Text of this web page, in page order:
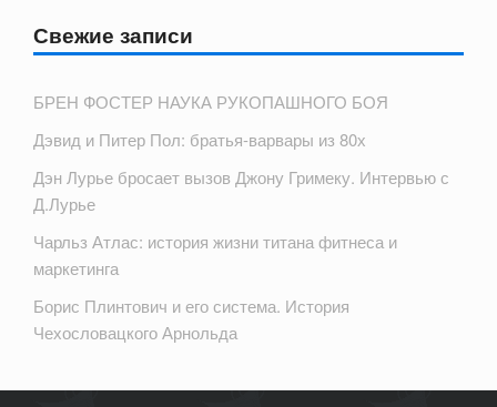
Свежие записи
БРЕН ФОСТЕР НАУКА РУКОПАШНОГО БОЯ
Дэвид и Питер Пол: братья-варвары из 80х
Дэн Лурье бросает вызов Джону Гримеку. Интервью с
Д.Лурье
Чарльз Атлас: история жизни титана фитнеса и
маркетинга
Борис Плинтович и его система. История
Чехословацкого Арнольда